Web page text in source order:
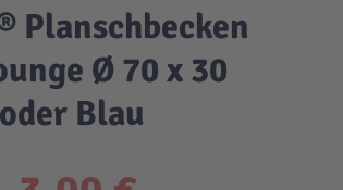
Planschbecken
Ø 70 x 30
Blau